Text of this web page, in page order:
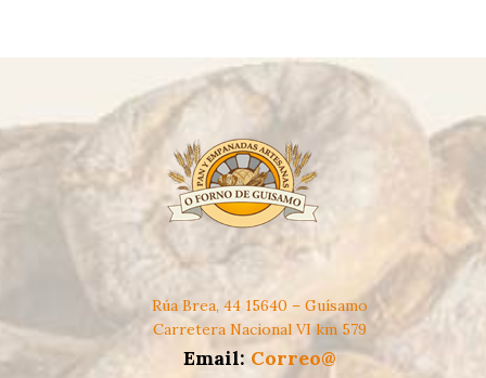
Rúa Brea, 44 15640 – Guísamo
Carretera Nacional VI km 579
Email: Correo@